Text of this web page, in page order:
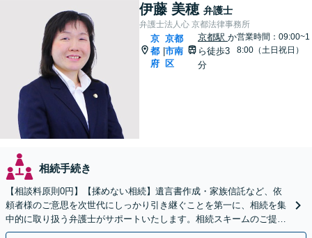
伊藤 美穂 弁護士
弁護士法人心 京都法律事務所
京
都
府
|
京都
市南
区
京都駅か
ら徒歩3
分
営業時間：09:00~1
8:00（土日祝日）
相続手続き
【相談料原則0円】【揉めない相続】遺言書作成・家族信託など、依
頼者様のご意思を次世代にしっかり引き継ぐことを第一に、相続を集
中的に取り扱う弁護士がサポートいたします。相続スキームのご提案
から遺言執行まで責任を持って対応させていただきます。